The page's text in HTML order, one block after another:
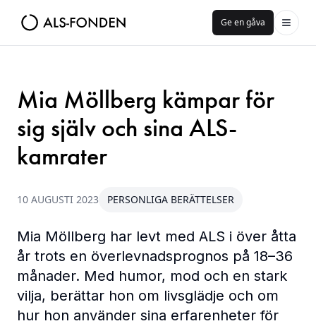
Ge en gåva
Mia Möllberg kämpar för
sig själv och sina ALS-
kamrater
10 AUGUSTI 2023 PERSONLIGA BERÄTTELSER
Mia Möllberg har levt med ALS i över åtta
år trots en överlevnadsprognos på 18–36
månader. Med humor, mod och en stark
vilja, berättar hon om livsglädje och om
hur hon använder sina erfarenheter för